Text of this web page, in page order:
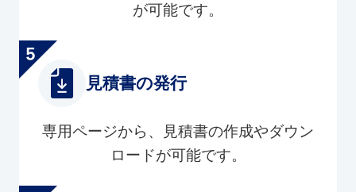
が可能です。
見積書の発行
専用ページから、見積書の作成やダウン
ロードが可能です。